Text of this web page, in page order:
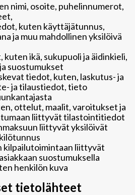
nimi, osoite, puhelinnumerot,
kuten käyttäjätunnus,
ja muu mahdollinen yksilöivä
ikä, sukupuoli ja äidinkieli,
suostumukset
tiedot, kuten, laskutus- ja
ja tilaustiedot, tieto
ottelut, maalit, varoitukset ja
liittyvät tilastointitiedot
liittyvät yksilöivät
kilpailutoimintaan liittyvät
suostumuksella
henkilön kuva
tietolähteet